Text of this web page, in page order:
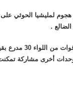
لمليشيا الحوثي
.
وبحسب مصادر فان
أخرى مشاركة